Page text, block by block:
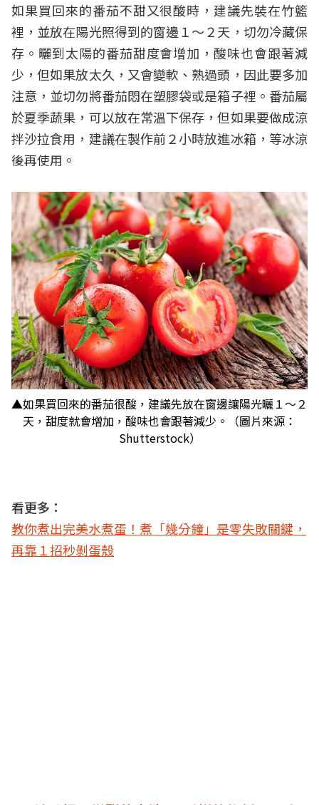
如果買回來的番茄不甜又很酸時，建議先裝在竹籃
裡，並放在陽光照得到的窗邊１～２天，切勿冷藏保
存。曬到太陽的番茄甜度會增加，酸味也會跟著減
少，但如果放太久，又會變軟、熟過頭，因此要多加
注意，並切勿將番茄悶在塑膠袋或是箱子裡。番茄屬
於夏季蔬果，可以放在常溫下保存，但如果要做成涼
拌沙拉食用，建議在製作前２小時放進冰箱，等冰涼
後再使用。
▲如果買回來的番茄很酸，建議先放在窗邊讓陽光曬１～２
天，甜度就會增加，酸味也會跟著減少。（圖片來源：
Shutterstock）
看更多：
教你煮出完美水煮蛋！煮「幾分鐘」是零失敗關鍵，
再靠１招秒剝蛋殼